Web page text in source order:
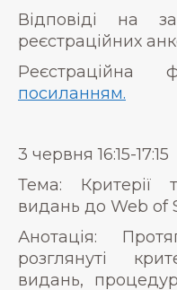
Відповіді на
реєстраційних
посиланням.
3 червня 16:15-17:15
Тема: Критерії
видань до Web of
Анотація:
розглянуті
видань,